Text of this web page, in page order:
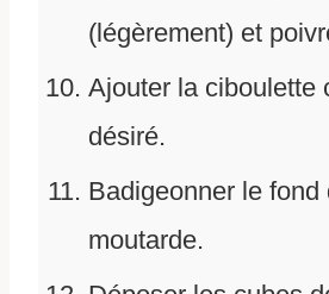
(légèrement) et
Ajouter la ciboulette
désiré.
Badigeonner le fond
moutarde.